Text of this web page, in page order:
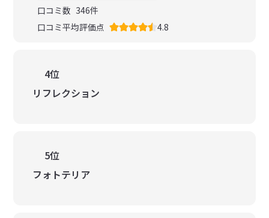
口コミ数 346件
口コミ平均評価点
4.8
4位
リフレクション
5位
フォトテリア